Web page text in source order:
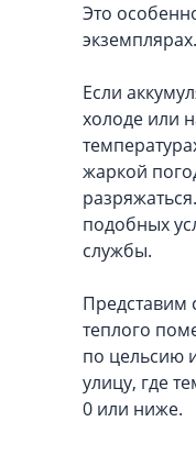
Это
экземплярах.
Если
холоде или
жаркой
подобных
службы.
Представим
теплого
по цельсию
улицу, где
0 или ниже.